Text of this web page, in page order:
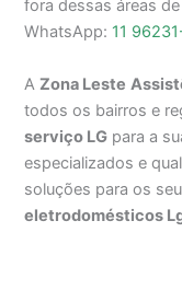
fora dessas áreas
WhatsApp: 11
AZona Leste
todos os bairros e
serviço LG para a
especializados e
soluções para os
eletrodomésticos